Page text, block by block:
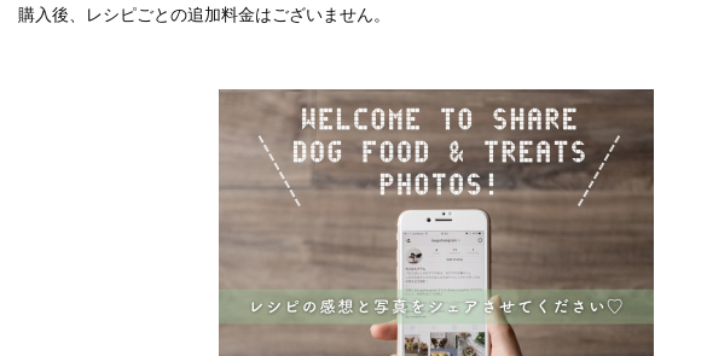
購入後、レシピごとの追加料金はございません。